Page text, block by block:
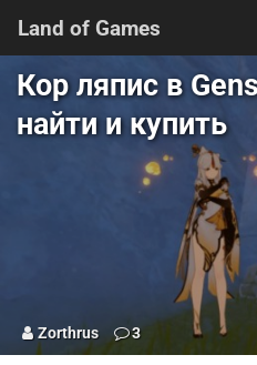
Land of Games
Кор ляпис в
найти и купить
Zorthrus 3